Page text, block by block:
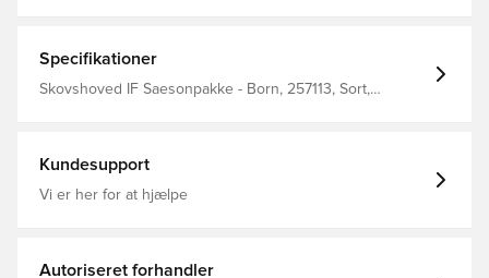
Specifikationer
Skovshoved IF Saesonpakke - Born, 257113, Sort,
Kundesupport
Vi er her for at hjælpe
Autoriseret forhandler